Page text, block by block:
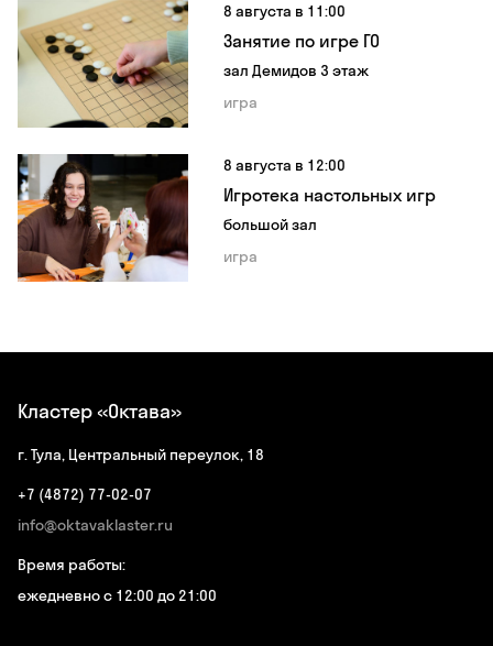
8 августа в 11:00
Занятие по игре ГО
зал Демидов 3 этаж
игра
8 августа в 12:00
Игротека настольных игр
большой зал
игра
Кластер «Октава»
г. Тула, Центральный переулок, 18
+7 (4872) 77-02-07
info@oktavaklaster.ru
Время работы:
ежедневно с 12:00 до 21:00